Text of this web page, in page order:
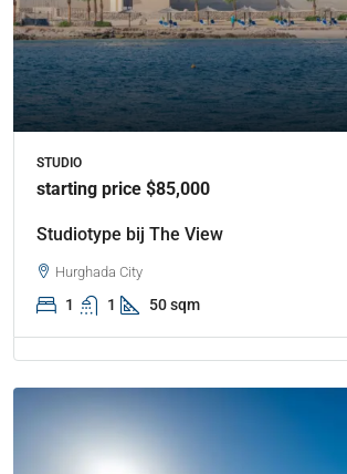
STUDIO
starting price $85,000
Studiotype bij The View
Hurghada City
1 1 50 sqm